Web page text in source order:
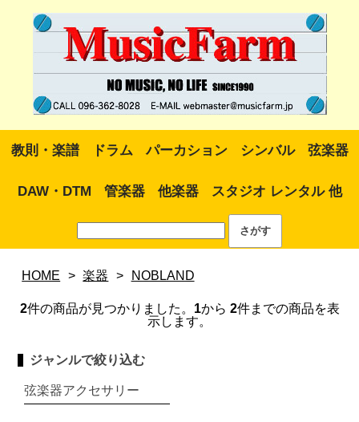
教則・楽譜 ドラム パーカション シンバル 弦楽器
DAW・DTM 管楽器 他楽器 スタジオ レンタル 他
HOME > 楽器 > NOBLAND
2件の商品が見つかりました。 1から 2件までの商品を表
示します。
ジャンルで絞り込む
弦楽器アクセサリー